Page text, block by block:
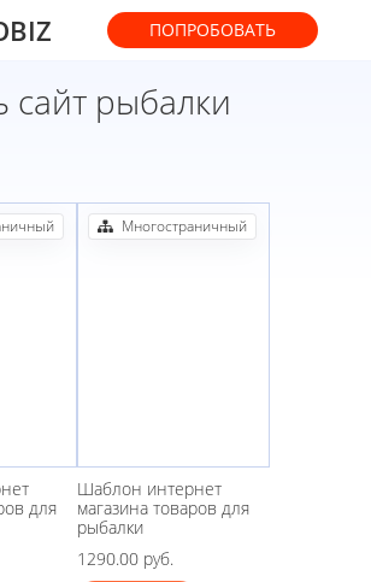
ПОПРОБОВАТЬ
сайт рыбалки
для
Шаблон интернет
магазина товаров для
рыбалки
1290.00 руб.
Многостраничный